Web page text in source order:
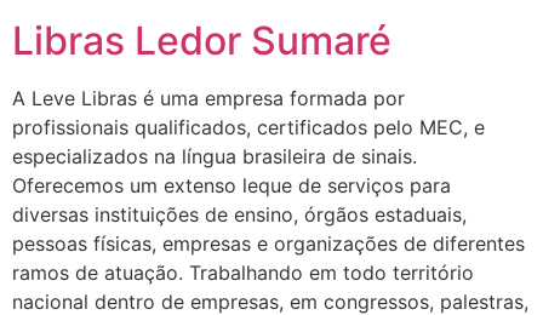
Libras Ledor Sumaré
A Leve Libras é uma empresa formada por
profissionais qualificados, certificados pelo MEC, e
especializados na língua brasileira de sinais.
Oferecemos um extenso leque de serviços para
diversas instituições de ensino, órgãos estaduais,
pessoas físicas, empresas e organizações de diferentes
ramos de atuação. Trabalhando em todo território
nacional dentro de empresas, em congressos, palestras,